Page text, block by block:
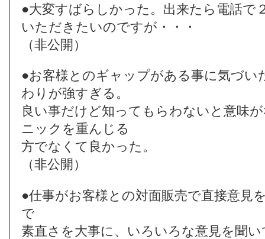
●大変すばらしかった。出来たら電話で
いただきたいのですが・・・
（非公開）
●お客様とのギャップがある事に気づい
わりが強すぎる。
良い事だけど知ってもらわないと意味
ニックを重んじる
方でなくて良かった。
（非公開）
●仕事がお客様との対面販売で直接意見
で
素直さを大事に、いろいろな意見を聞